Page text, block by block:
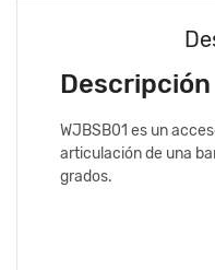
Descripción
WJBSB01 es un
articulación de una
grados.